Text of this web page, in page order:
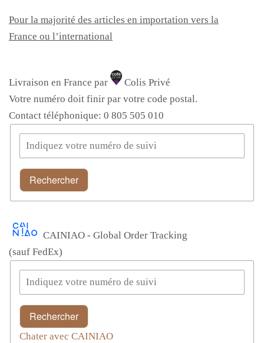
Pour la majorité des articles en importation vers la
France ou l’international
Livraison en France par
Colis Privé
Votre numéro doit finir par votre code postal.
Contact téléphonique: 0 805 505 010
Rechercher
CAINIAO - Global Order Tracking
(sauf FedEx)
Rechercher
Chater avec CAINIAO